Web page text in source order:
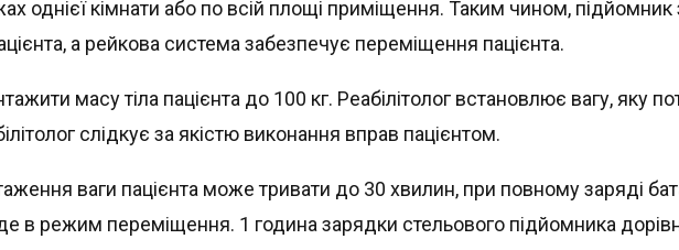
однієї кімнати або по всій площі приміщення. Таким чином,
а рейкова система забезпечує переміщення пацієнта.
масу тіла пацієнта до 100 кг. Реабілітолог встановлює вагу, яку
слідкує за якістю виконання вправ пацієнтом.
ваги пацієнта може тривати до 30 хвилин, при повному заряді
в режим переміщення. 1 година зарядки стельового підйомника